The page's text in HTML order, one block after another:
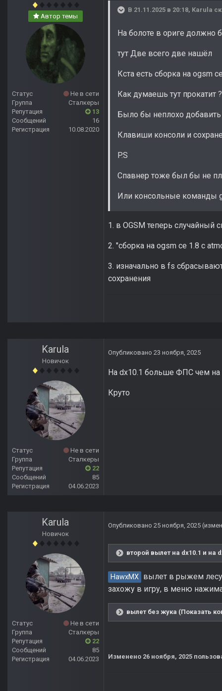
Автор темы
Статус
Не в сети
Группа
Сталкеры
Репутация
13
Сообщений
16
Регистрация
10.08.2020
В 21.11.2025 в 20:18, Karula
На болоте в ориге должно
тут Две всего две нашёл
Кста есть сборка на ogsm
Как думаешь тут прокатит ?
Было бы неплохо
Клавиши консоли и
P.S
Спавнер тоже был бы не
Или консольные команды
1. в OGSM теперь случайный
2. "сборка на ogsm ce 1.8 с
3. изначально в fs
сохранения
Karula
Новичок
Статус
Не в сети
Группа
Сталкеры
Репутация
22
Сообщений
85
Регистрация
04.06.2023
Опубликовано 23 ноября, 2025
На dx10.1 больше ФПС чем
Круто
Karula
Новичок
Статус
Не в сети
Группа
Сталкеры
Репутация
22
Сообщений
85
Регистрация
04.06.2023
Опубликовано 25 ноября, 2025
второй вылет на dx10.1 и на
HawxMX вылет в рыжем
захожу в игру, в меню
вылет без жука (Показать
Изменено 26 ноября, 2025